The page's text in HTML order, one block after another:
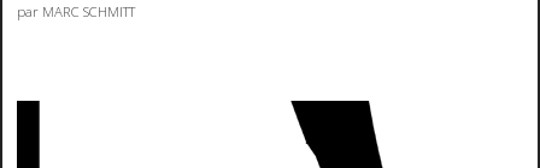
par MARC SCHMITT